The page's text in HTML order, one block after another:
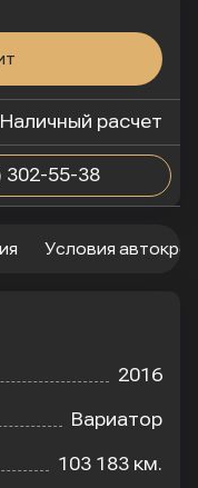
Наличный расчет
302-55-38
Условия
2016
Вариатор
103 183 км.